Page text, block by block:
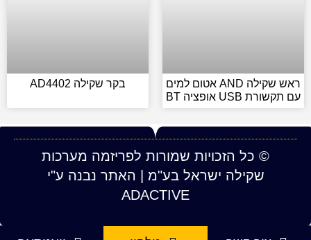
ראש שקילה AND אטום למים
עם תקשורת USB אופציה BT
בקר שקילה AD4402
© כל הזכויות שמורות לפריזמה מערכות
שקילה ישראל בע"מ | האתר נבנה ע"י
ADACTIVE